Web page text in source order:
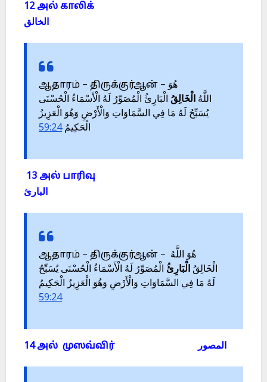
12 அல் காலிக்
ஆதாரம் – திருக்குர்ஆன் – هُوَ
اللَّهُ الْخَالِقُ الْبَارِئُ الْمُصَوِّرُ لَهُ الْأَسْمَاءُ الْحُسْنَى
يُسَبِّحُ لَهُ مَا فِي السَّمَاوَاتِ وَالْأَرْضِ وَهُوَ الْعَزِيزُ
الْحَكِيمُ59:24
13 அல் பாரிவு
ஆதாரம் – திருக்குர்ஆன் – هُوَ اللَّهُ
الْخَالِقُ الْبَارِئُ الْمُصَوِّرُ لَهُ الْأَسْمَاءُ الْحُسْنَى يُسَبِّحُ
لَهُ مَا فِي السَّمَاوَاتِ وَالْأَرْضِ وَهُوَ الْعَزِيزُ الْحَكِيمُ
59:24